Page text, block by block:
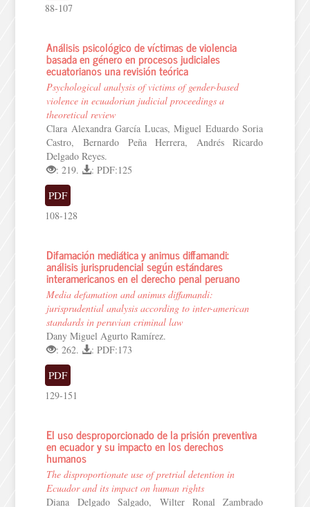
88-107
Análisis psicológico de víctimas de violencia
basada en género en procesos judiciales
ecuatorianos una revisión teórica
Psychological analysis of victims of gender-based
violence in ecuadorian judicial proceedings a
theoretical review
Clara Alexandra García Lucas, Miguel Eduardo Soria
Castro, Bernardo Peña Herrera, Andrés Ricardo
Delgado Reyes.
: 219.
: PDF:125
PDF
108-128
Difamación mediática y animus diffamandi:
análisis jurisprudencial según estándares
interamericanos en el derecho penal peruano
Media defamation and animus diffamandi:
jurisprudential analysis according to inter-american
standards in peruvian criminal law
Dany Miguel Agurto Ramírez.
: 262.
: PDF:173
PDF
129-151
El uso desproporcionado de la prisión preventiva
en ecuador y su impacto en los derechos
humanos
The disproportionate use of pretrial detention in
Ecuador and its impact on human rights
Diana Delgado Salgado, Wilter Ronal Zambrado